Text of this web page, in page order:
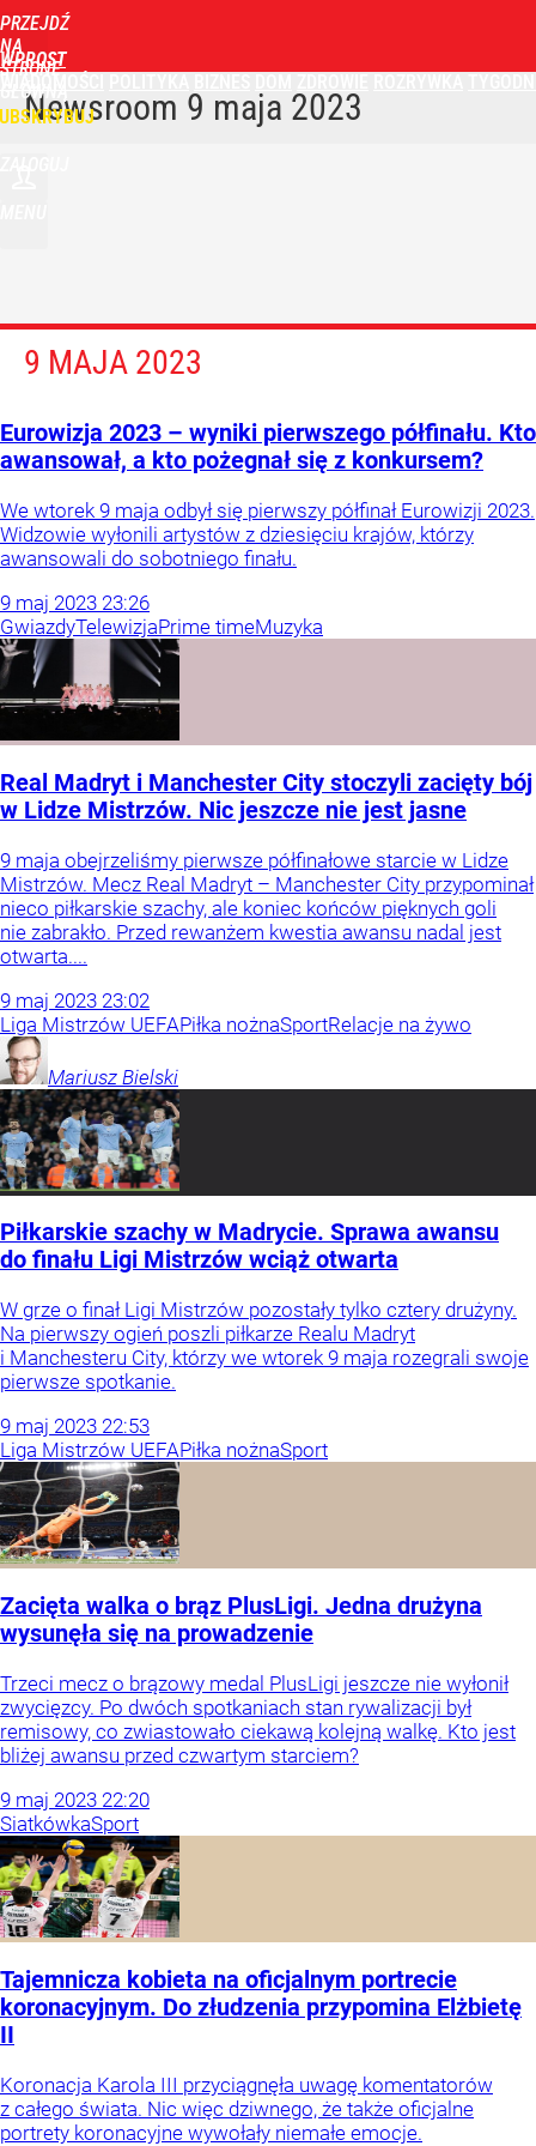
PRZEJDŹ
NA
STRONĘ
GŁÓWNĄ
WPROST
Newsroom 9 maja 2023
9 MAJA 2023
Eurowizja 2023 – wyniki pierwszego półfinału. Kto
awansował, a kto pożegnał się z konkursem?
We wtorek 9 maja odbył się pierwszy półfinał Eurowizji 2023.
Widzowie wyłonili artystów z dziesięciu krajów, którzy
awansowali do sobotniego finału.
9 maj 2023 23:26
GwiazdyTelewizjaPrime timeMuzyka
Real Madryt i Manchester City stoczyli zacięty bój
w Lidze Mistrzów. Nic jeszcze nie jest jasne
9 maja obejrzeliśmy pierwsze półfinałowe starcie w Lidze
Mistrzów. Mecz Real Madryt – Manchester City przypominał
nieco piłkarskie szachy, ale koniec końców pięknych goli
nie zabrakło. Przed rewanżem kwestia awansu nadal jest
otwarta....
9 maj 2023 23:02
Liga Mistrzów UEFAPiłka nożnaSportRelacje na żywo
Mariusz Bielski
Piłkarskie szachy w Madrycie. Sprawa awansu
do finału Ligi Mistrzów wciąż otwarta
W grze o finał Ligi Mistrzów pozostały tylko cztery drużyny.
Na pierwszy ogień poszli piłkarze Realu Madryt
i Manchesteru City, którzy we wtorek 9 maja rozegrali swoje
pierwsze spotkanie.
9 maj 2023 22:53
Liga Mistrzów UEFAPiłka nożnaSport
Zacięta walka o brąz PlusLigi. Jedna drużyna
wysunęła się na prowadzenie
Trzeci mecz o brązowy medal PlusLigi jeszcze nie wyłonił
zwycięzcy. Po dwóch spotkaniach stan rywalizacji był
remisowy, co zwiastowało ciekawą kolejną walkę. Kto jest
bliżej awansu przed czwartym starciem?
9 maj 2023 22:20
SiatkówkaSport
Tajemnicza kobieta na oficjalnym portrecie
koronacyjnym. Do złudzenia przypomina Elżbietę
II
Koronacja Karola III przyciągnęła uwagę komentatorów
z całego świata. Nic więc dziwnego, że także oficjalne
portrety koronacyjne wywołały niemałe emocje.